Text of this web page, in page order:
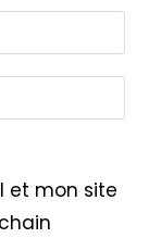
et mon site